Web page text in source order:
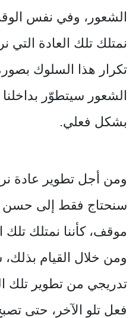
الشعور، وفي نفس
نمتلك تلك العادة التي
تكرار هذا السلوك
الشعور سيتطوّر
بشكل فعلي.
ومن أجل تطوير عادة
سنحتاج فقط إلى
موقف، كأننا نمتلك
ومن خلال القيام
تدريجي من تطوير تلك
فعل تلو الآخر، حتى